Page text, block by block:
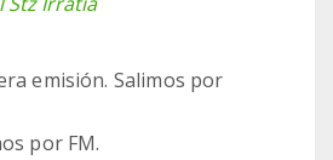
emisión. Salimos por
por FM.